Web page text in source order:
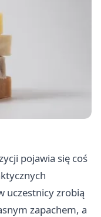
pojawia się coś
uczestnicy zrobią
zapachem, a